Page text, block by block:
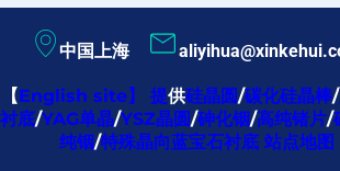
内
容
中国上海
【English site】提供硅晶圆/碳化硅晶棒/
衬底/YAG单晶/YSZ晶圆/砷化铟/高纯锗片/
纯铟/特殊晶向蓝宝石衬底 站点地图